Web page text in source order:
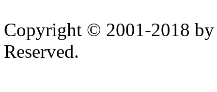
Copyright © 2001-2018
Reserved.